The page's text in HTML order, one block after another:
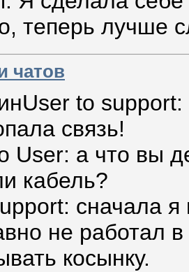
теперь лучше
чатов
to
связь!
User: а что вы
кабель?
сначала
не работал
косынку.